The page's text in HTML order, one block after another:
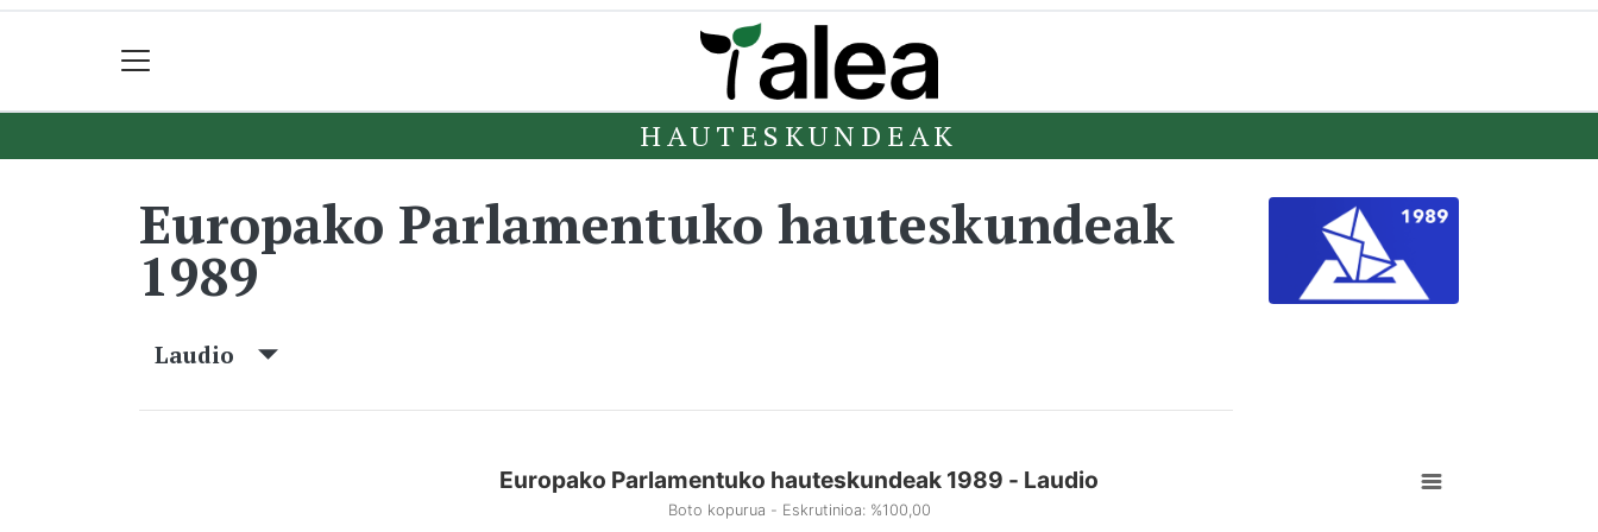
HAUTESKUNDEAK
Europako Parlamentuko hauteskundeak
1989
Laudio
Europako Parlamentuko hauteskundeak 1989 - Laudio
Boto kopurua - Eskrutinioa: %100,00